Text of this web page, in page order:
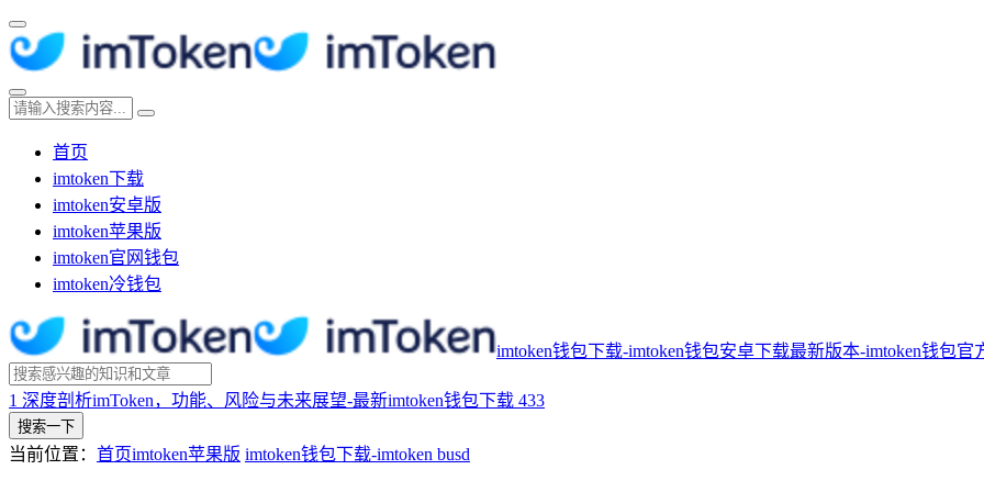
首页
imtoken下载
imtoken安卓版
imtoken苹果版
imtoken官网钱包
imtoken冷钱包
imtoken钱包下载-imtoken钱包安卓下载最新版本-imtoken钱包官
1 深度剖析imToken，功能、风险与未来展望-最新imtoken钱包下载 433
搜索一下
当前位置： 首页imtoken苹果版 imtoken钱包下载-imtoken busd